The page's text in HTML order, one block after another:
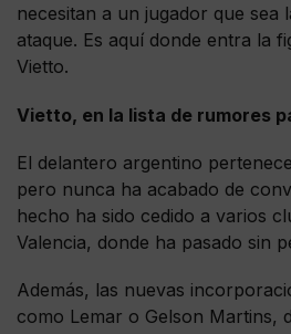
necesitan a un jugador que sea
ataque. Es aquí donde entra la
Vietto.
Vietto, en la lista de rumores
El delantero argentino
pero nunca ha acabado de
hecho ha sido cedido a varios
Valencia, donde ha pasado sin
Además, las nuevas
como Lemar o Gelson Martins,